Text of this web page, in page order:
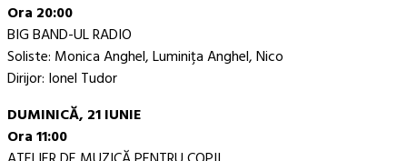
Ora 20:00
BIG BAND-UL RADIO
Soliste: Monica Anghel, Luminiţa Anghel, Nico
Dirijor: Ionel Tudor
DUMINICĂ, 21 IUNIE
Ora 11:00